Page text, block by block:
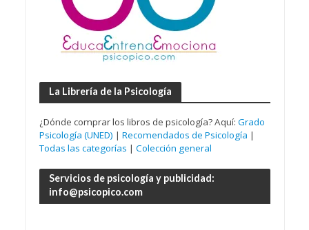
La Librería de la Psicología
¿Dónde comprar los libros de psicología? Aquí: Grado
Psicología (UNED) | Recomendados de Psicología |
Todas las categorías | Colección general
Servicios de psicología y publicidad:
info@psicopico.com